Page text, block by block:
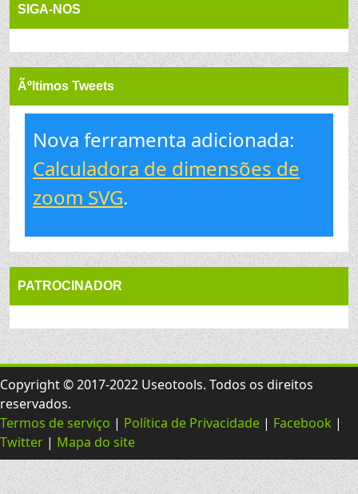
SIGA-NOS
Ãºltimos Tweets
Nova ferramenta adicionada:
Calculadora de dimensões de
zoom SVG.
PATROCINADOR
Copyright © 2017-2022 Useotools. Todos os direitos
reservados.
Termos de serviço | Política de Privacidade | Facebook |
Twitter | Mapa do site